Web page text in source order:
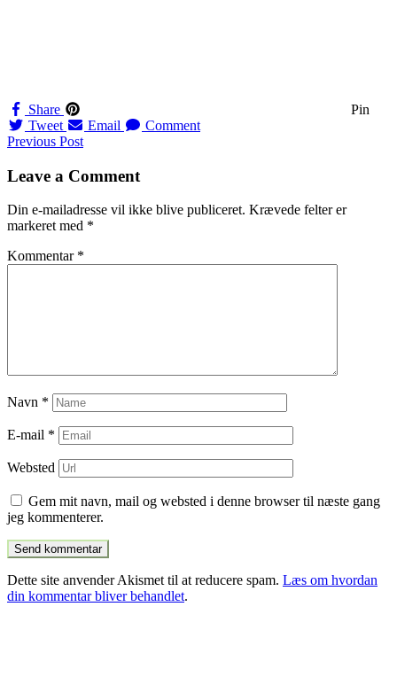
Share
Pin
Tweet
Email Comment
Navigation
til
Previous Post
Leave a Comment
Din e-mailadresse vil ikke blive publiceret. Krævede felter er
markeret med *
Kommentar *
Navn *
E-mail *
Websted
Gem mit navn, mail og websted i denne browser til næste gang
jeg kommenterer.
Dette site anvender Akismet til at reducere spam. Læs om hvordan
din kommentar bliver behandlet.